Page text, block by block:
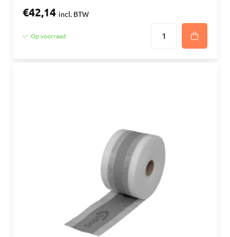
€42,14 incl. BTW
Op voorraad